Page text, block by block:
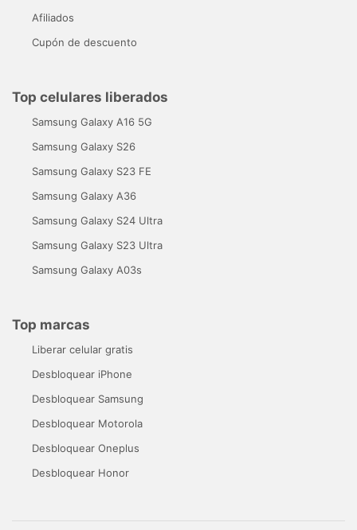
Afiliados
Cupón de descuento
Top celulares liberados
Samsung Galaxy A16 5G
Samsung Galaxy S26
Samsung Galaxy S23 FE
Samsung Galaxy A36
Samsung Galaxy S24 Ultra
Samsung Galaxy S23 Ultra
Samsung Galaxy A03s
Top marcas
Liberar celular gratis
Desbloquear iPhone
Desbloquear Samsung
Desbloquear Motorola
Desbloquear Oneplus
Desbloquear Honor